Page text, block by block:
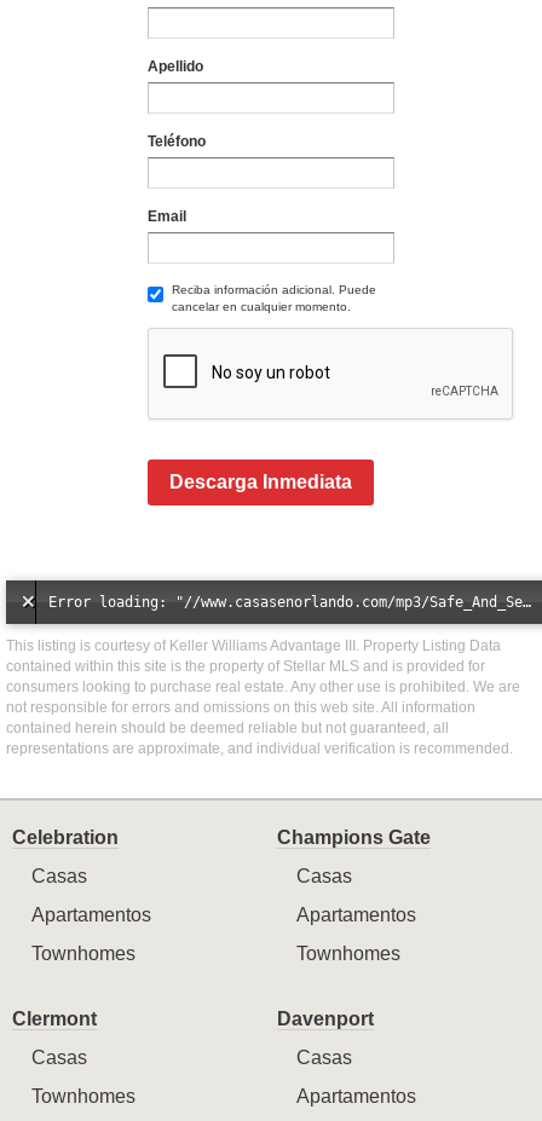
Apellido
Teléfono
Email
Reciba información adicional. Puede
cancelar en cualquier momento.
Descarga Inmediata
Error loading: "//www.casasenorlando.com/mp3/Safe_And_Secure_full_mix_mp3.mp3"
This listing is courtesy of Keller Williams Advantage III. Property Listing Data
contained within this site is the property of Stellar MLS and is provided for
consumers looking to purchase real estate. Any other use is prohibited. We are
not responsible for errors and omissions on this web site. All information
contained herein should be deemed reliable but not guaranteed, all
representations are approximate, and individual verification is recommended.
Celebration
Casas
Apartamentos
Townhomes
Champions Gate
Casas
Apartamentos
Townhomes
Clermont
Casas
Townhomes
Davenport
Casas
Apartamentos